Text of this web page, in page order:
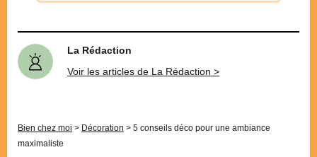
La Rédaction
Voir les articles de La Rédaction >
Bien chez moi > Décoration > 5 conseils déco pour une ambiance
maximaliste